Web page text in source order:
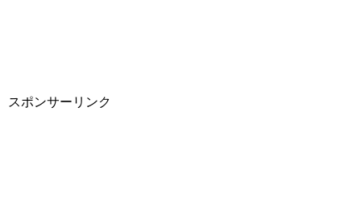
スポンサーリンク